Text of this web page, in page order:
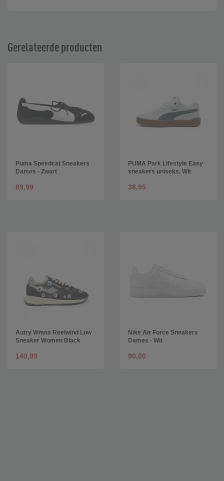
Gerelateerde producten
Puma Speedcat Sneakers
Dames - Zwart
89,99
PUMA Park Lifestyle Easy
sneakers uniseks, Wit
38,95
Autry Wmns Reelwind Low
Sneaker Women Black
140,99
Nike Air Force Sneakers
Dames - Wit
90,00